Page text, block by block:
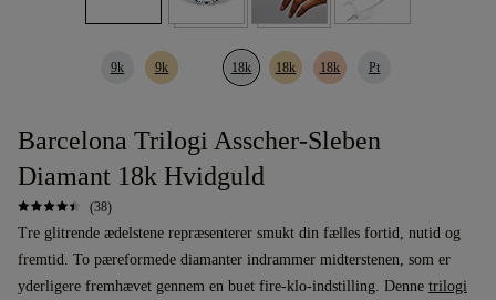
9k 9k 18k 18k 18k Pt
Barcelona Trilogi Asscher-Sleben
Diamant 18k Hvidguld
(38)
Tre glitrende ædelstene repræsenterer smukt din fælles fortid, nutid og
fremtid. To pæreformede diamanter indrammer midterstenen, som er
yderligere fremhævet gennem en buet fire-klo-indstilling. Denne trilogi